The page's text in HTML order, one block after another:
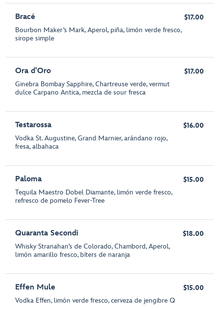
Bracé
Bourbon Maker’s Mark, Aperol, piña, limón verde fresco,
sirope simple
$17.00
Ora d’Oro
Ginebra Bombay Sapphire, Chartreuse verde, vermut
dulce Carpano Antica, mezcla de sour fresca
$17.00
Testarossa
Vodka St. Augustine, Grand Marnier, arándano rojo,
fresa, albahaca
$16.00
Paloma
Tequila Maestro Dobel Diamante, limón verde fresco,
refresco de pomelo Fever-Tree
$15.00
Quaranta Secondi
Whisky Stranahan’s de Colorado, Chambord, Aperol,
limón amarillo fresco, bíters de naranja
$18.00
Effen Mule
Vodka Effen, limón verde fresco, cerveza de jengibre Q
$15.00